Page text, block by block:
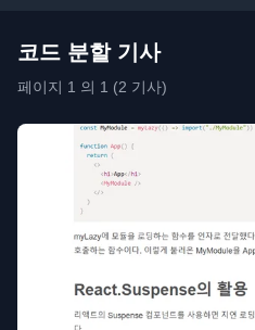
코드 분할 기사
페이지 1 의 1 (2 기사)